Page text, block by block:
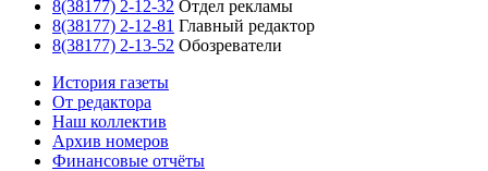
8(38177) 2-12-32 Отдел рекламы
8(38177) 2-12-81 Главный редактор
8(38177) 2-13-52 Обозреватели
История газеты
От редактора
Наш коллектив
Архив номеров
Финансовые отчёты